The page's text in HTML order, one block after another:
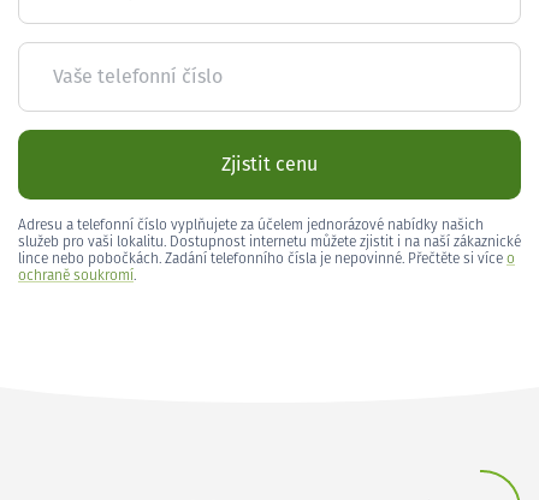
Vaše telefonní číslo
Zjistit cenu
Adresu a telefonní číslo vyplňujete za účelem jednorázové nabídky našich
služeb pro vaši lokalitu. Dostupnost internetu můžete zjistit i na naší zákaznické
lince nebo pobočkách. Zadání telefonního čísla je nepovinné. Přečtěte si více o
ochraně soukromí.